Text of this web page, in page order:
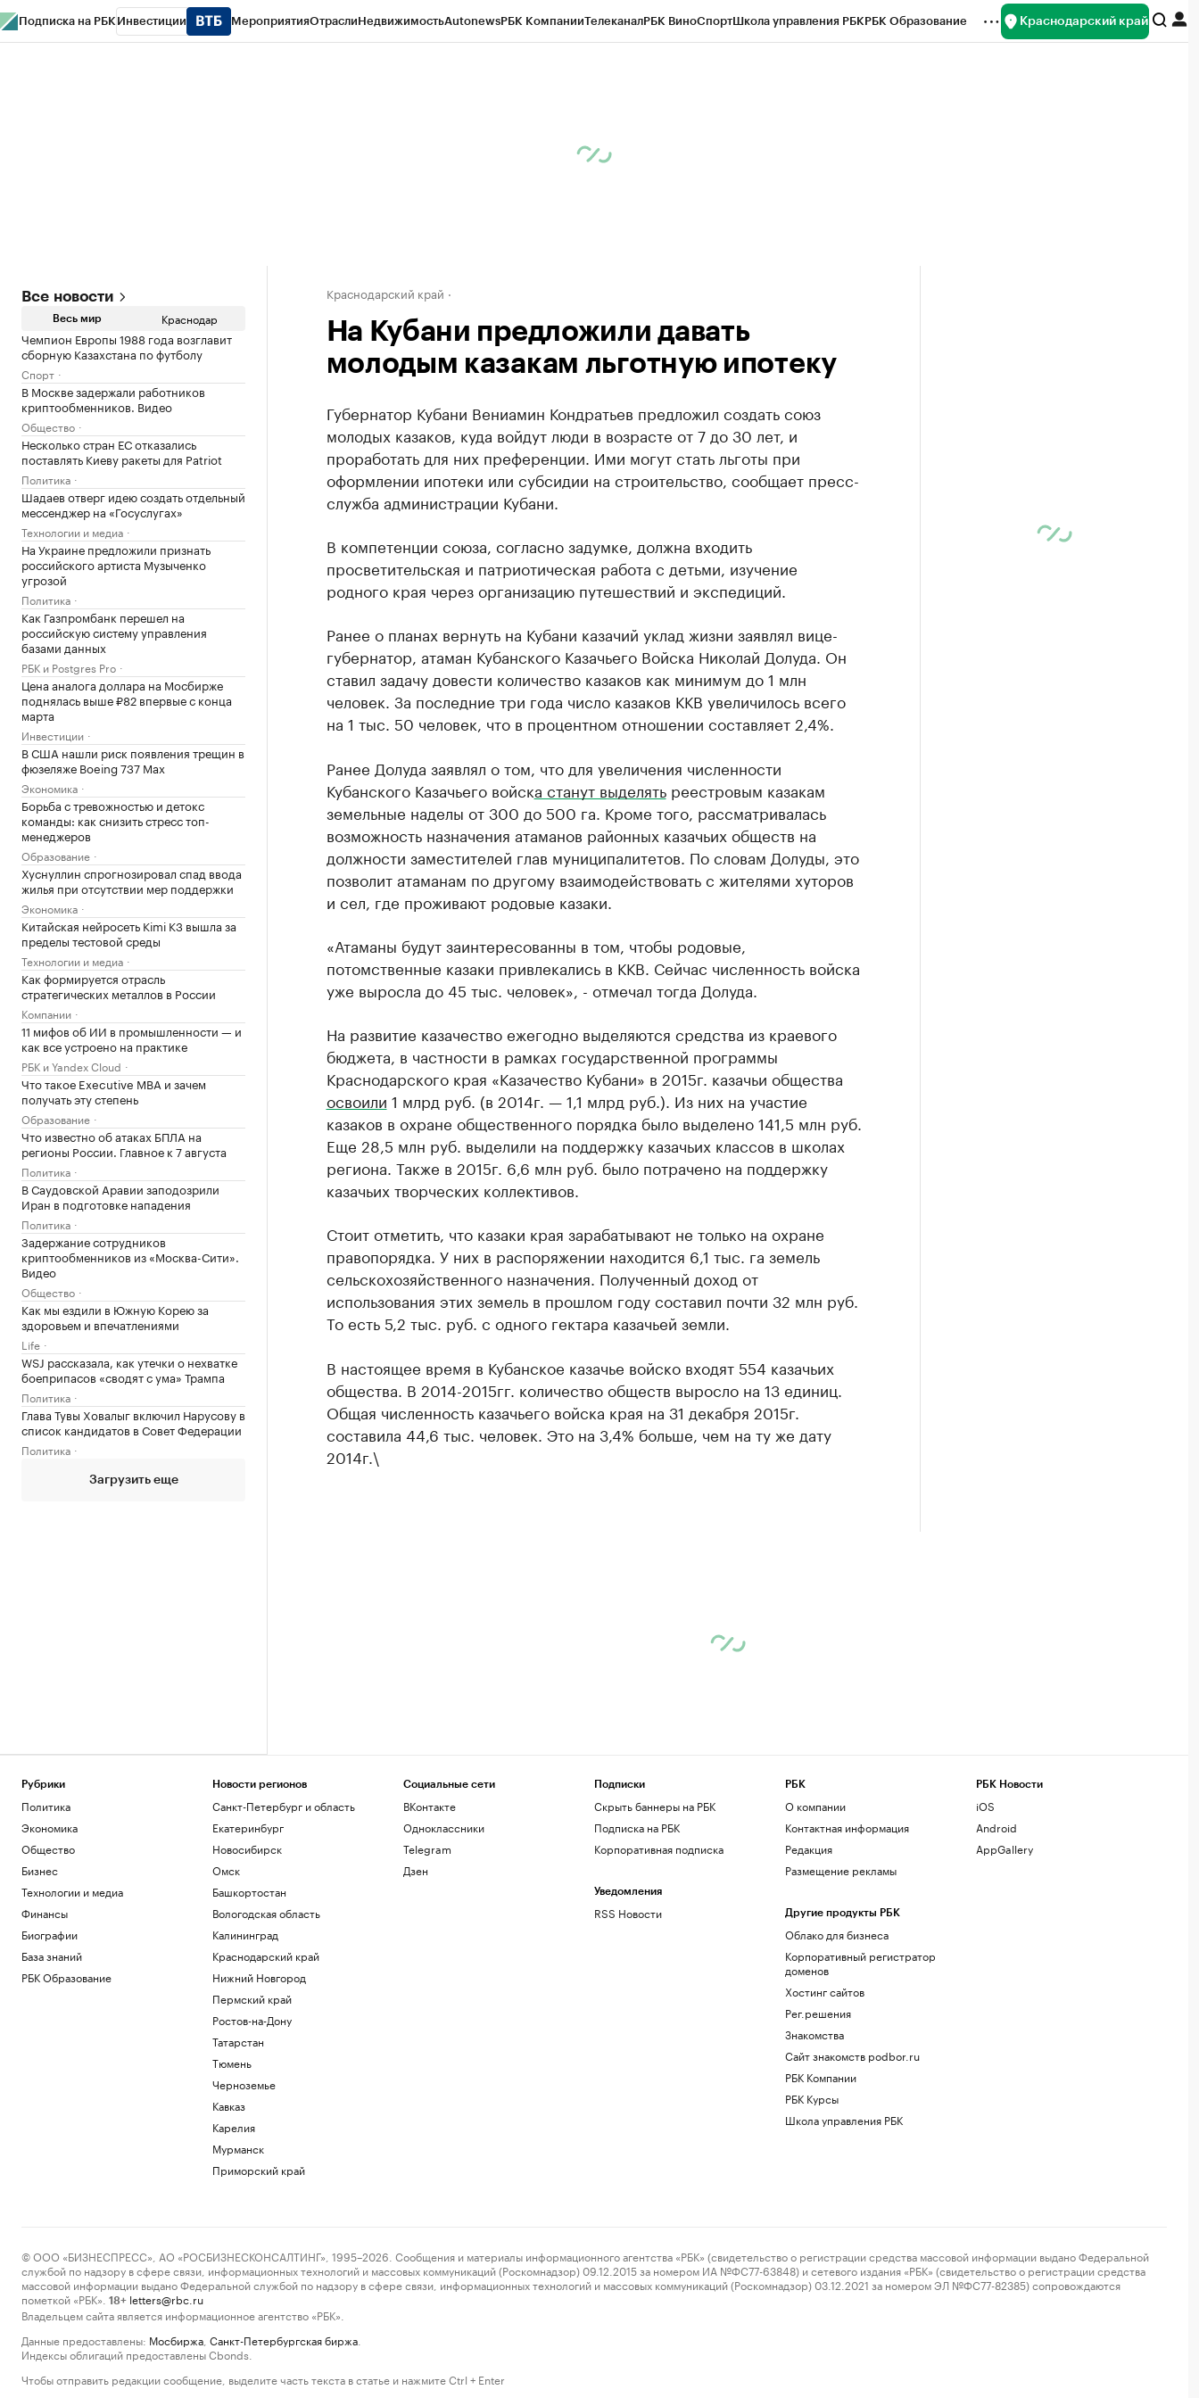
Подписка на РБК Инвестиции МероприятияОтраслиНедвижимостьAutonewsРБК КомпанииТелеканалРБК ВиноСпортШкола управления РБКРБК Образование Краснодарский край
Все новости
Весь мир Краснодар
Чемпион Европы 1988 года возглавит
сборную Казахстана по футболу
Спорт
В Москве задержали работников
криптообменников. Видео
Общество
Несколько стран ЕС отказались
поставлять Киеву ракеты для Patriot
Политика
Шадаев отверг идею создать отдельный
мессенджер на «Госуслугах»
Технологии и медиа
На Украине предложили признать
российского артиста Музыченко
угрозой
Политика
Как Газпромбанк перешел на
российскую систему управления
базами данных
РБК и Postgres Pro
Цена аналога доллара на Мосбирже
поднялась выше ₽82 впервые с конца
марта
Инвестиции
В США нашли риск появления трещин в
фюзеляже Boeing 737 Max
Экономика
Борьба с тревожностью и детокс
команды: как снизить стресс топ-
менеджеров
Образование
Хуснуллин спрогнозировал спад ввода
жилья при отсутствии мер поддержки
Экономика
Китайская нейросеть Kimi K3 вышла за
пределы тестовой среды
Технологии и медиа
Как формируется отрасль
стратегических металлов в России
Компании
11 мифов об ИИ в промышленности — и
как все устроено на практике
РБК и Yandex Cloud
Что такое Executive MBA и зачем
получать эту степень
Образование
Что известно об атаках БПЛА на
регионы России. Главное к 7 августа
Политика
В Саудовской Аравии заподозрили
Иран в подготовке нападения
Политика
Задержание сотрудников
криптообменников из «Москва-Сити».
Видео
Общество
Как мы ездили в Южную Корею за
здоровьем и впечатлениями
Life
WSJ рассказала, как утечки о нехватке
боеприпасов «сводят с ума» Трампа
Политика
Глава Тувы Ховалыг включил Нарусову в
список кандидатов в Совет Федерации
Политика
Загрузить еще
Краснодарский край
На Кубани предложили давать
молодым казакам льготную ипотеку
Губернатор Кубани Вениамин Кондратьев предложил создать союз
молодых казаков, куда войдут люди в возрасте от 7 до 30 лет, и
проработать для них преференции. Ими могут стать льготы при
оформлении ипотеки или субсидии на строительство, сообщает пресс-
служба администрации Кубани.
В компетенции союза, согласно задумке, должна входить
просветительская и патриотическая работа с детьми, изучение
родного края через организацию путешествий и экспедиций.
Ранее о планах вернуть на Кубани казачий уклад жизни заявлял вице-
губернатор, атаман Кубанского Казачьего Войска Николай Долуда. Он
ставил задачу довести количество казаков как минимум до 1 млн
человек. За последние три года число казаков ККВ увеличилось всего
на 1 тыс. 50 человек, что в процентном отношении составляет 2,4%.
Ранее Долуда заявлял о том, что для увеличения численности
Кубанского Казачьего войска станут выделятьреестровым казакам
земельные наделы от 300 до 500 га. Кроме того, рассматривалась
возможность назначения атаманов районных казачьих обществ на
должности заместителей глав муниципалитетов. По словам Долуды, это
позволит атаманам по другому взаимодействовать с жителями хуторов
и сел, где проживают родовые казаки.
«Атаманы будут заинтересованны в том, чтобы родовые,
потомственные казаки привлекались в ККВ. Сейчас численность войска
уже выросла до 45 тыс. человек», - отмечал тогда Долуда.
На развитие казачество ежегодно выделяются средства из краевого
бюджета, в частности в рамках государственной программы
Краснодарского края «Казачество Кубани» в 2015г. казачьи общества
освоили 1 млрд руб. (в 2014г. — 1,1 млрд руб.). Из них на участие
казаков в охране общественного порядка было выделено 141,5 млн руб.
Еще 28,5 млн руб. выделили на поддержку казачьих классов в школах
региона. Также в 2015г. 6,6 млн руб. было потрачено на поддержку
казачьих творческих коллективов.
Стоит отметить, что казаки края зарабатывают не только на охране
правопорядка. У них в распоряжении находится 6,1 тыс. га земель
сельскохозяйственного назначения. Полученный доход от
использования этих земель в прошлом году составил почти 32 млн руб.
То есть 5,2 тыс. руб. с одного гектара казачьей земли.
В настоящее время в Кубанское казачье войско входят 554 казачьих
общества. В 2014-2015гг. количество обществ выросло на 13 единиц.
Общая численность казачьего войска края на 31 декабря 2015г.
составила 44,6 тыс. человек. Это на 3,4% больше, чем на ту же дату
2014г.\
Рубрики
Политика
Экономика
Общество
Бизнес
Технологии и медиа
Финансы
Биографии
База знаний
РБК Образование
Новости регионов
Санкт-Петербург и область
Екатеринбург
Новосибирск
Омск
Башкортостан
Вологодская область
Калининград
Краснодарский край
Нижний Новгород
Пермский край
Ростов-на-Дону
Татарстан
Тюмень
Черноземье
Кавказ
Карелия
Мурманск
Приморский край
Социальные сети
ВКонтакте
Одноклассники
Telegram
Дзен
Подписки
Скрыть баннеры на РБК
Подписка на РБК
Корпоративная подписка
Уведомления
RSS Новости
РБК
О компании
Контактная информация
Редакция
Размещение рекламы
Другие продукты РБК
Облако для бизнеса
Корпоративный регистратор
доменов
Хостинг сайтов
Рег.решения
Знакомства
Сайт знакомств podbor.ru
РБК Компании
РБК Курсы
Школа управления РБК
РБК Новости
iOS
Android
AppGallery
© ООО «БИЗНЕСПРЕСС», АО «РОСБИЗНЕСКОНСАЛТИНГ», 1995–2026. Сообщения и материалы информационного агентства «РБК» (свидетельство о регистрации средства массовой информации выдано Федеральной
службой по надзору в сфере связи, информационных технологий и массовых коммуникаций (Роскомнадзор) 09.12.2015 за номером ИА №ФС77-63848) и сетевого издания «РБК» (свидетельство о регистрации средства
массовой информации выдано Федеральной службой по надзору в сфере связи, информационных технологий и массовых коммуникаций (Роскомнадзор) 03.12.2021 за номером ЭЛ №ФС77-82385) сопровождаются
пометкой «РБК».
18+ letters@rbc.ru
Владельцем сайта является информационное агентство «РБК».
Данные предоставлены: Мосбиржа Санкт-Петербургская биржа
Индексы облигаций предоставлены Cbonds.
Чтобы отправить редакции сообщение, выделите часть текста в статье и нажмите Ctrl + Enter